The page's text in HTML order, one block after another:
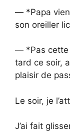
— *Papa
son oreiller
— *Pas cette
tard ce soir,
plaisir de
Le soir, je
J’ai fait